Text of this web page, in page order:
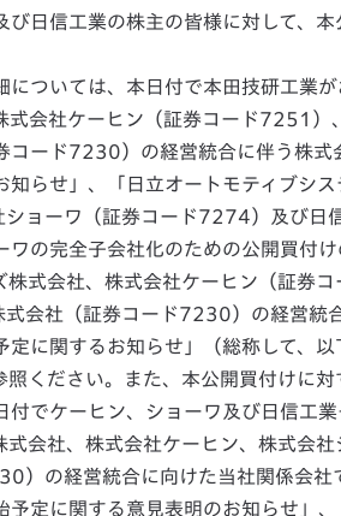
び日信工業の株主の皆様に対して、
ついては、本日付で本田技研工業
式会社ケーヒン（証券コード7251）
コード7230）の経営統合に伴う株式
知らせ」、「日立オートモティブシ
ョーワ（証券コード7274）及び日
ワの完全子会社化のための公開買付
株式会社、株式会社ケーヒン（証券
会社（証券コード7230）の経営統
定に関するお知らせ」（総称して、
照ください。また、本公開買付けに
付でケーヒン、ショーワ及び日信工
式会社、株式会社ケーヒン、株式会
）の経営統合に向けた当社関係会社
予定に関する意見表明のお知らせ」